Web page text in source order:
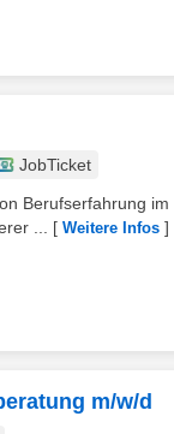
JobTicket
Berufserfahrung im
...
[ Weitere Infos ]
m/w/d